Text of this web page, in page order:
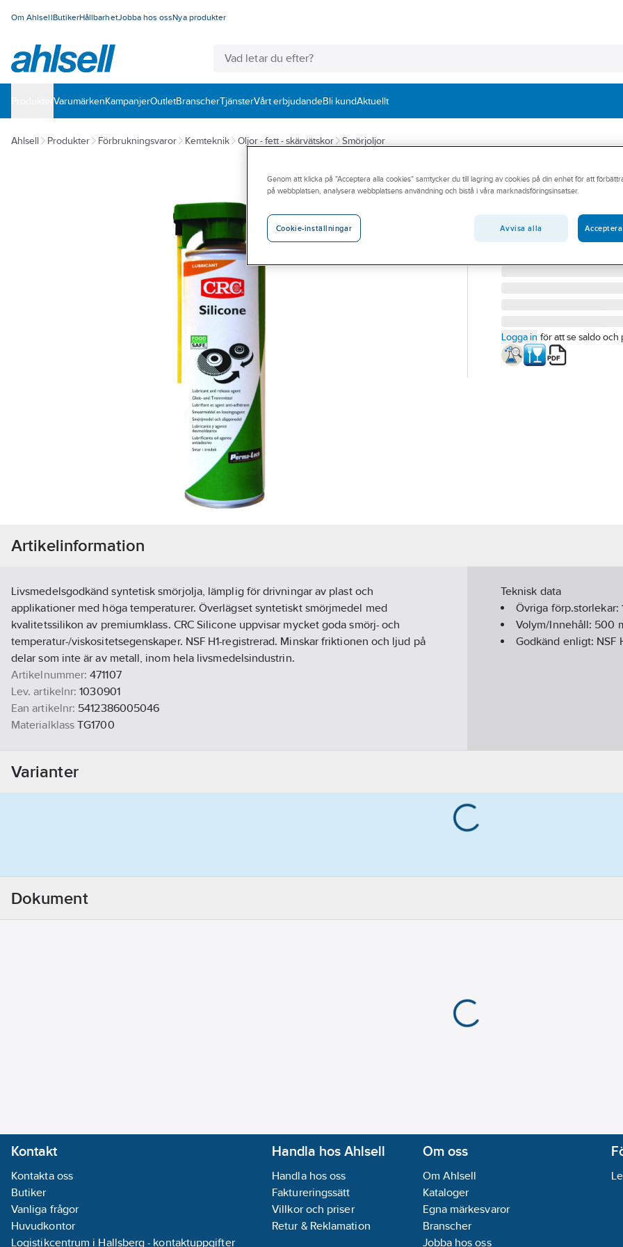
Om AhlsellButikerHållbarhetJobba hos ossNya produkter
VarumärkenKampanjerOutletBranscherTjänsterVårt erbjudandeBli kundAktuellt
Ahlsell Produkter Förbrukningsvaror Kemteknik Oljor - fett - skärvätskor Smörjoljor
CRC
Industrisilikon
INDUSTRISILIKON CRC
Artikelnummer:
471107
1030901
Logga in för att se saldo och
Artikelinformation
Livsmedelsgodkänd syntetisk smörjolja, lämplig för drivningar av plast och
applikationer med höga temperaturer. Överlägset syntetiskt smörjmedel med
kvalitetssilikon av premiumklass. CRC Silicone uppvisar mycket goda smörj- och
temperatur-/viskositetsegenskaper. NSF H1-registrerad. Minskar friktionen och ljud på
delar som inte är av metall, inom hela livsmedelsindustrin.
Artikelnummer: 471107
Lev. artikelnr: 1030901
Ean artikelnr: 5412386005046
Materialklass TG1700
Teknisk data
Övriga förp.storlekar:
Volym/Innehåll: 500
Godkänd enligt: NSF
Varianter
Dokument
Kontakt
Kontakta oss
Butiker
Vanliga frågor
Huvudkontor
Logistikcentrum i Hallsberg - kontaktuppgifter
Handla hos Ahlsell
Handla hos oss
Faktureringssätt
Villkor och priser
Retur & Reklamation
Om oss
Om Ahlsell
Kataloger
Egna märkesvaror
Branscher
Jobba hos oss
Genom att klicka på "Acceptera alla cookies" samtycker du till lagring av cookies på din enhet för att
på webbplatsen, analysera webbplatsens användning och bistå i våra marknadsföringsinsatser.
Cookie-inställningar Avvisa alla